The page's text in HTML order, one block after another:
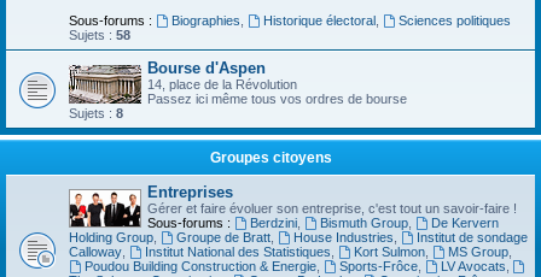
Sous-forums :
Biographies Historique électoral,
Sciences politiques
Sujets : 58
Bourse d'Aspen
14, place de la Révolution
Passez ici même tous vos ordres de bourse
Sujets : 8
Groupes citoyens
Entreprises
Gérer et faire évoluer son entreprise, c'est tout un savoir-faire !
Sous-forums :
Berdzini, Bismuth Group,
De Kervern
Holding Group
Groupe de Bratt, House Industries
Institut de sondage
Calloway
Institut National des Statistiques Kort Sulmon, MS Group,
Poudou Building Construction & Energie, Sports-Frôce, LV Avocats